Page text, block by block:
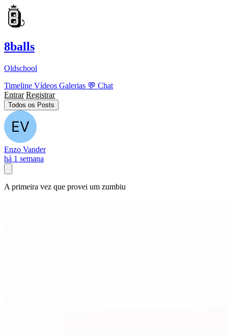
8balls
Oldschool
Timeline Vídeos Galerias 💬 Chat
Entrar Registrar
Todos os Posts
Enzo Vander
há 1 semana
A primeira vez que provei um zumbiu